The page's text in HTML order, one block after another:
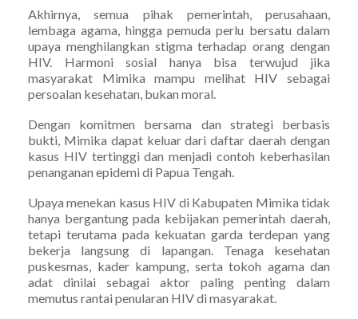
Akhirnya, semua pihak pemerintah, perusahaan,
lembaga agama, hingga pemuda perlu bersatu dalam
upaya menghilangkan stigma terhadap orang dengan
HIV. Harmoni sosial hanya bisa terwujud jika
masyarakat Mimika mampu melihat HIV sebagai
persoalan kesehatan, bukan moral.
Dengan komitmen bersama dan strategi berbasis
bukti, Mimika dapat keluar dari daftar daerah dengan
kasus HIV tertinggi dan menjadi contoh keberhasilan
penanganan epidemi di Papua Tengah.
Upaya menekan kasus HIV di Kabupaten Mimika tidak
hanya bergantung pada kebijakan pemerintah daerah,
tetapi terutama pada kekuatan garda terdepan yang
bekerja langsung di lapangan. Tenaga kesehatan
puskesmas, kader kampung, serta tokoh agama dan
adat dinilai sebagai aktor paling penting dalam
memutus rantai penularan HIV di masyarakat.